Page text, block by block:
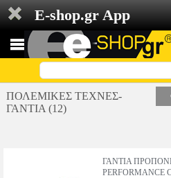
E-shop.gr App
ΠΟΛΕΜΙΚΕΣ ΤΕΧΝΕΣ-
ΓΑΝΤΙΑ (12)
ΓΑΝΤΙΑ
PERFORMANCE